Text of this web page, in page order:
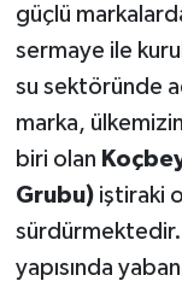
güçlü
sermaye ile
su sektöründe
marka,
biri olan
Grubu)iştiraki
sürdürmektedir.
yapısında